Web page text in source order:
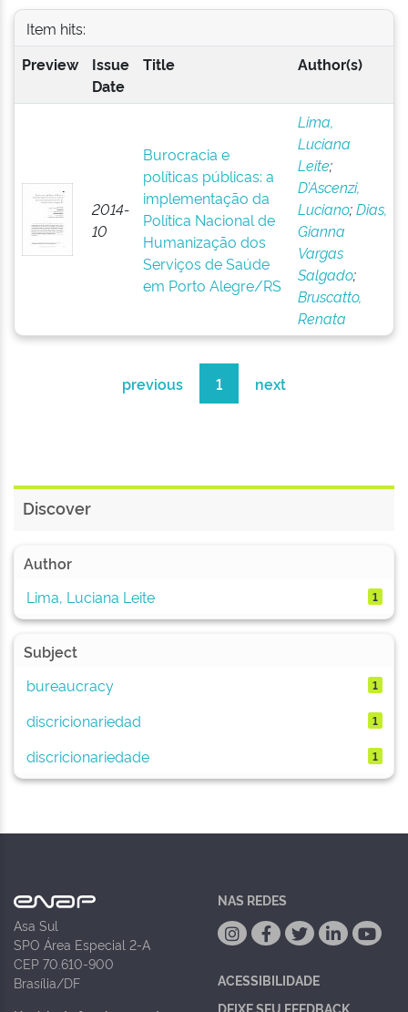
Item hits:
Preview
Issue
Date
Title Author(s)
2014-
10
Burocracia e
políticas públicas: a
implementação da
Política Nacional de
Humanização dos
Serviços de Saúde
em Porto Alegre/RS
Lima,
Luciana
Leite;
D’Ascenzi,
Luciano;Dias,
Gianna
Vargas
Salgado;
Bruscatto,
Renata
previous 1 next
Discover
Author
Lima, Luciana Leite
1
Subject
bureaucracy
1
discricionariedad 1
discricionariedade 1
Asa Sul
SPO Área Especial 2-A
CEP 70.610-900
Brasília/DF
NAS REDES
ACESSIBILIDADE
DEIXE SEU FEEDBACK